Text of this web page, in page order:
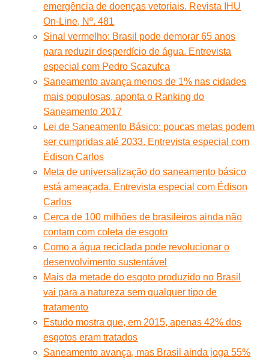
emergência de doenças vetoriais. Revista IHU
On-Line, Nº. 481
Sinal vermelho: Brasil pode demorar 65 anos
para reduzir desperdício de água. Entrevista
especial com Pedro Scazufca
Saneamento avança menos de 1% nas cidades
mais populosas, aponta o Ranking do
Saneamento 2017
Lei de Saneamento Básico: poucas metas podem
ser cumpridas até 2033. Entrevista especial com
Édison Carlos
Meta de universalização do saneamento básico
está ameaçada. Entrevista especial com Édison
Carlos
Cerca de 100 milhões de brasileiros ainda não
contam com coleta de esgoto
Como a água reciclada pode revolucionar o
desenvolvimento sustentável
Mais da metade do esgoto produzido no Brasil
vai para a natureza sem qualquer tipo de
tratamento
Estudo mostra que, em 2015, apenas 42% dos
esgotos eram tratados
Saneamento avança, mas Brasil ainda joga 55%